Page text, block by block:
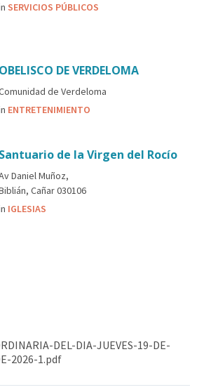
SERVICIOS PÚBLICOS
OBELISCO DE VERDELOMA
de Verdeloma
ENTRETENIMIENTO
Santuario de la Virgen del Rocío
Daniel Muñoz,
Cañar 030106
IGLESIAS
DEL-DIA-JUEVES-19-DE-
2026-1.pdf